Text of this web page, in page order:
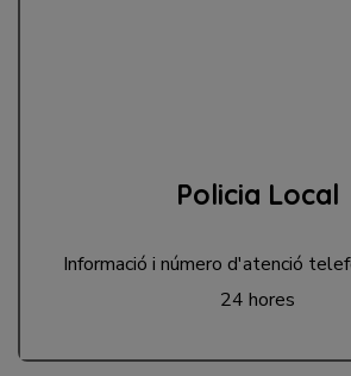
Policia Local
Informació i número d'atenció
24 hores